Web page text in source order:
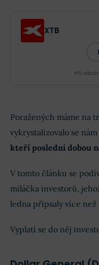
XTB
Při
Poražených máme na
vykrystalizovalo se
kteří poslední dobou
V tomto článku se
miláčka investorů,
ledna připsaly více než
Vyplatí se do něj